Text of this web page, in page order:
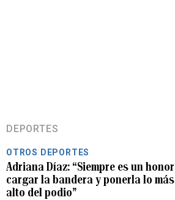
DEPORTES
OTROS DEPORTES
Adriana Díaz: “Siempre es un honor
cargar la bandera y ponerla lo más
alto del podio”